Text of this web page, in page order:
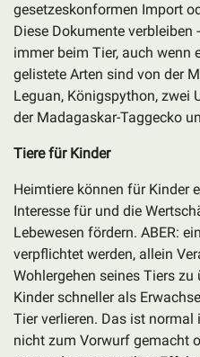
gesetzeskonformen Import
Diese Dokumente verbleiben
immer beim Tier, auch wenn
gelistete Arten sind von der
Leguan, Königspython, zwei
der Madagaskar-Taggecko
Tiere für Kinder
Heimtiere können für Kinder
Interesse für und die
Lebewesen fördern. ABER:
verpflichtet werden, allein
Wohlergehen seines Tiers
Kinder schneller als
Tier verlieren. Das ist
nicht zum Vorwurf gemacht